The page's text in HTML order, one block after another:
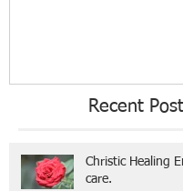
Recent
Christic Healing
care.